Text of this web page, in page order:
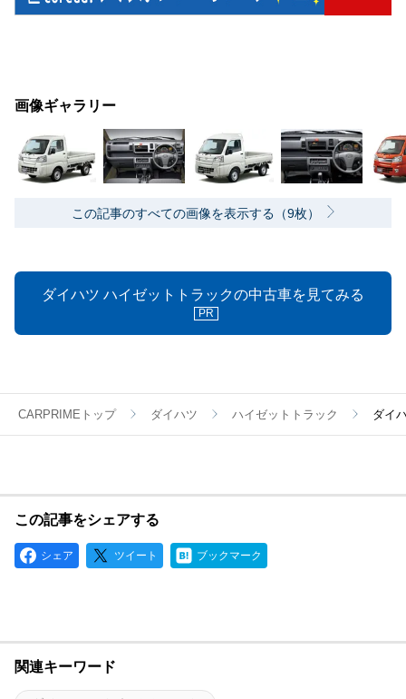
画像ギャラリー
この記事のすべての画像を表示する（9枚）
ダイハツ ハイゼットトラックの中古車を見てみる
PR
CARPRIMEトップ ダイハツ ハイゼットトラック ダイ
この記事をシェアする
シェア ツイート ブックマーク
関連キーワード